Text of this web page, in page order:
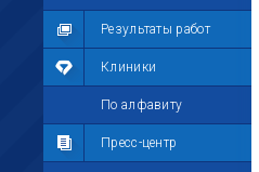
Результаты работ
Клиники
По алфавиту
Пресс-центр
Мои сообщения
Мои фотографии
Мои комментарии
Мои друзья